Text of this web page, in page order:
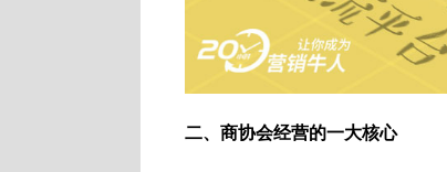
二、商协会经营的一大核心